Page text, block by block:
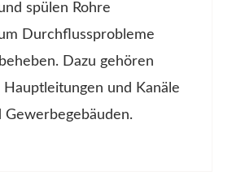
spülen Rohre
Durchflussprobleme
Dazu gehören
und Kanäle
Gewerbegebäuden.